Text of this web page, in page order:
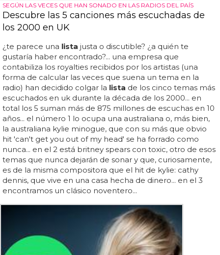
SEGÚN LAS VECES QUE HAN SONADO EN LAS RADIOS DEL PAÍS
Descubre las 5 canciones más escuchadas de
los 2000 en UK
¿te parece una lista justa o discutible? ¿a quién te
gustaría haber encontrado?... una empresa que
contabiliza los royalties recibidos por los artistas (una
forma de calcular las veces que suena un tema en la
radio) han decidido colgar la lista de los cinco temas más
escuchados en uk durante la década de los 2000... en
total los 5 suman más de 875 millones de escuchas en 10
años... el número 1 lo ocupa una australiana o, más bien,
la australiana kylie minogue, que con su más que obvio
hit 'can't get you out of my head' se ha forrado como
nunca... en el 2 está britney spears con toxic, otro de esos
temas que nunca dejarán de sonar y que, curiosamente,
es de la misma compositora que el hit de kylie: cathy
dennis, que vive en una casa hecha de dinero... en el 3
encontramos un clásico noventero...